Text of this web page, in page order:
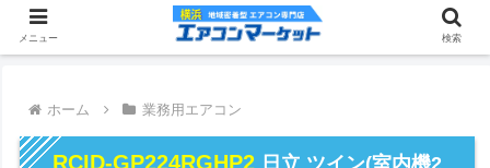
ホーム 業務用エアコン
RCID-GP224RGHP2 日立 ツイン(室内機2
メニュー 検索